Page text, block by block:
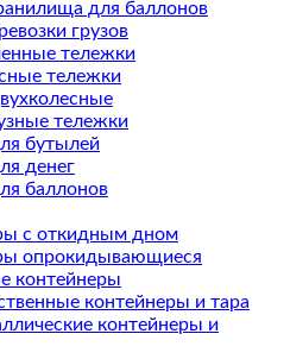
для баллонов
грузов
тележки
тележки
тележки
бутылей
денег
баллонов
с откидным дном
опрокидывающиеся
контейнеры
контейнеры и тара
контейнеры и